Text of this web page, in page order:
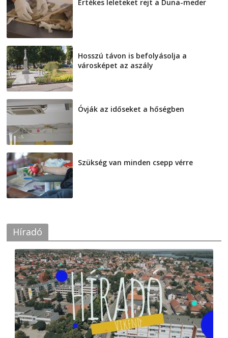
Értékes leleteket rejt a Duna-meder
Hosszú távon is befolyásolja a
városképet az aszály
Óvják az időseket a hőségben
Szükség van minden csepp vérre
Híradó